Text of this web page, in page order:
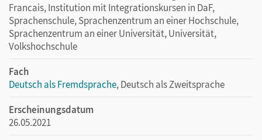
Francais, Institution mit Integrationskursen in DaF,
Sprachenschule, Sprachenzentrum an einer Hochschule,
Sprachenzentrum an einer Universität, Universität,
Volkshochschule
Fach
Deutsch als Fremdsprache, Deutsch als Zweitsprache
Erscheinungsdatum
26.05.2021